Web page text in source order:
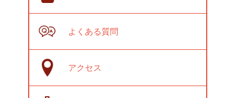
よくある質問
アクセス